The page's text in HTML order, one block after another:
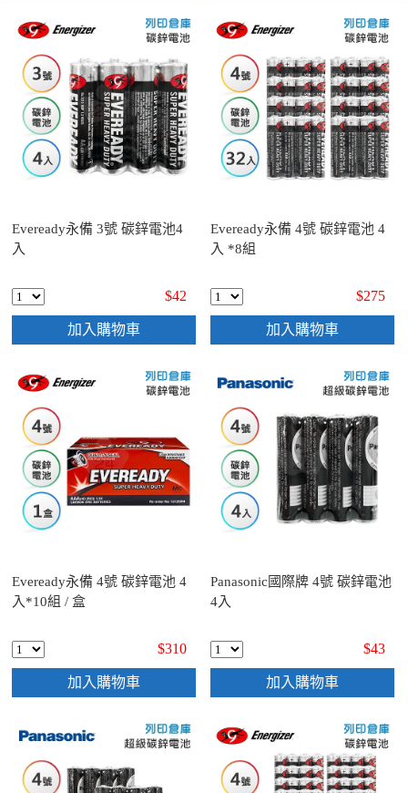
Eveready永備 3號 碳鋅電池4
入
$42
加入購物車
Eveready永備 4號 碳鋅電池 4
入 *8組
$275
加入購物車
Eveready永備 4號 碳鋅電池 4
入*10組 / 盒
$310
加入購物車
Panasonic國際牌 4號 碳鋅電池
4入
$43
加入購物車